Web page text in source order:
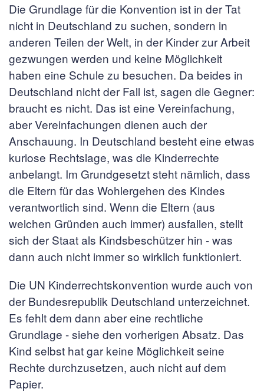
Die Grundlage für die Konvention ist in der Tat
nicht in Deutschland zu suchen, sondern in
anderen Teilen der Welt, in der Kinder zur Arbeit
gezwungen werden und keine Möglichkeit
haben eine Schule zu besuchen. Da beides in
Deutschland nicht der Fall ist, sagen die Gegner:
braucht es nicht. Das ist eine Vereinfachung,
aber Vereinfachungen dienen auch der
Anschauung. In Deutschland besteht eine etwas
kuriose Rechtslage, was die Kinderrechte
anbelangt. Im Grundgesetzt steht nämlich, dass
die Eltern für das Wohlergehen des Kindes
verantwortlich sind. Wenn die Eltern (aus
welchen Gründen auch immer) ausfallen, stellt
sich der Staat als Kindsbeschützer hin - was
dann auch nicht immer so wirklich funktioniert.
Die UN Kinderrechtskonvention wurde auch von
der Bundesrepublik Deutschland unterzeichnet.
Es fehlt dem dann aber eine rechtliche
Grundlage - siehe den vorherigen Absatz. Das
Kind selbst hat gar keine Möglichkeit seine
Rechte durchzusetzen, auch nicht auf dem
Papier.